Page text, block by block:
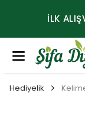
İLK
Hediyelik